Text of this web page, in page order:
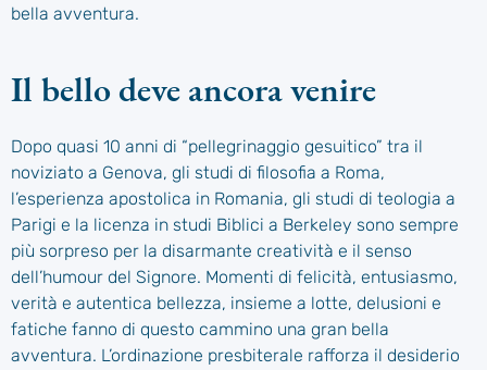
bella avventura.
Il bello deve ancora venire
Dopo quasi 10 anni di “pellegrinaggio gesuitico” tra il
noviziato a Genova, gli studi di filosofia a Roma,
l’esperienza apostolica in Romania, gli studi di teologia a
Parigi e la licenza in studi Biblici a Berkeley sono sempre
più sorpreso per la disarmante creatività e il senso
dell’humour del Signore. Momenti di felicità, entusiasmo,
verità e autentica bellezza, insieme a lotte, delusioni e
fatiche fanno di questo cammino una gran bella
avventura. L’ordinazione presbiterale rafforza il desiderio